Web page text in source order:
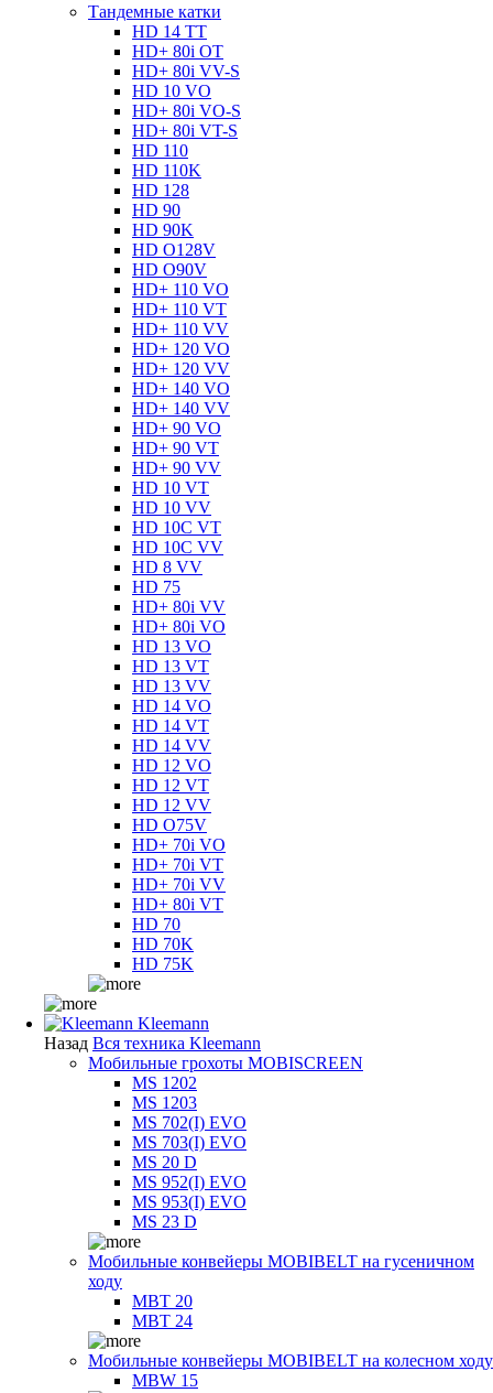
Тандемные катки
HD 14 TT
HD+ 80i OT
HD+ 80i VV-S
HD 10 VO
HD+ 80i VO-S
HD+ 80i VT-S
HD 110
HD 110K
HD 128
HD 90
HD 90K
HD O128V
HD O90V
HD+ 110 VO
HD+ 110 VT
HD+ 110 VV
HD+ 120 VO
HD+ 120 VV
HD+ 140 VO
HD+ 140 VV
HD+ 90 VO
HD+ 90 VT
HD+ 90 VV
HD 10 VT
HD 10 VV
HD 10C VT
HD 10C VV
HD 8 VV
HD 75
HD+ 80i VV
HD+ 80i VO
HD 13 VO
HD 13 VT
HD 13 VV
HD 14 VO
HD 14 VT
HD 14 VV
HD 12 VO
HD 12 VT
HD 12 VV
HD O75V
HD+ 70i VO
HD+ 70i VT
HD+ 70i VV
HD+ 80i VT
HD 70
HD 70K
HD 75K
Kleemann
Назад Вся техника Kleemann
Мобильные грохоты MOBISCREEN
MS 1202
MS 1203
MS 702(I) EVO
MS 703(I) EVO
MS 20 D
MS 952(I) EVO
MS 953(I) EVO
MS 23 D
Мобильные конвейеры MOBIBELT на гусеничном
ходу
MBT 20
MBT 24
Мобильные конвейеры MOBIBELT на колесном ходу
MBW 15